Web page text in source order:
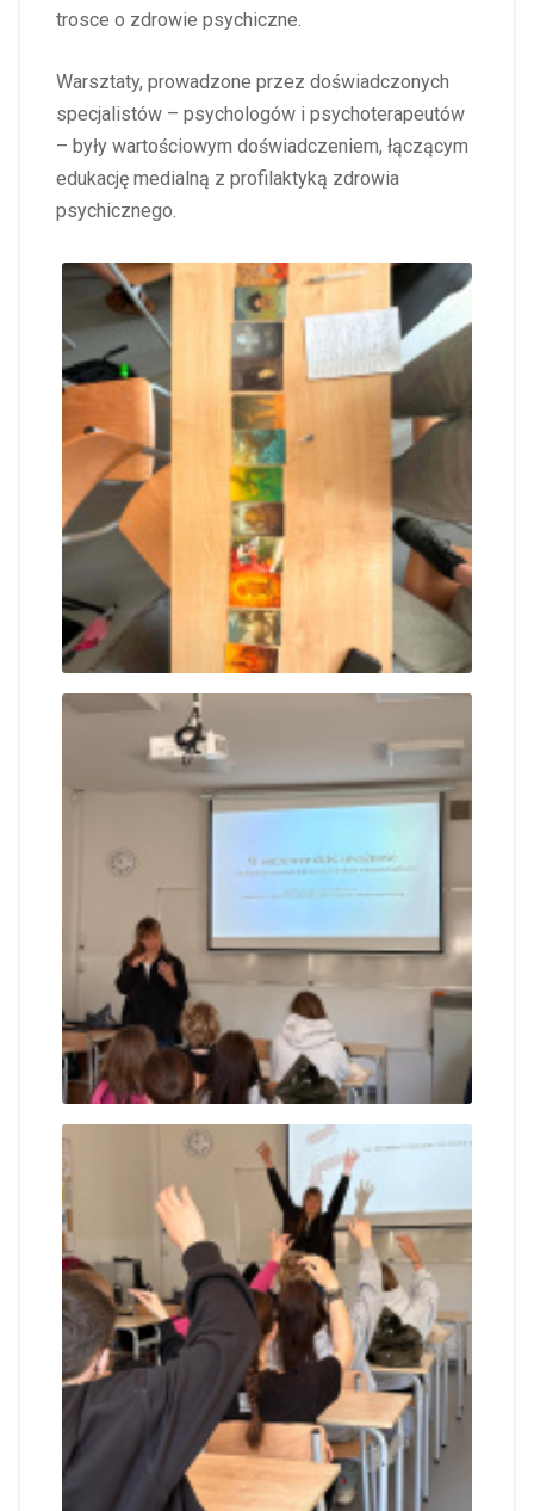
trosce o zdrowie psychiczne.
Warsztaty, prowadzone przez doświadczonych
specjalistów – psychologów i psychoterapeutów
– były wartościowym doświadczeniem, łączącym
edukację medialną z profilaktyką zdrowia
psychicznego.